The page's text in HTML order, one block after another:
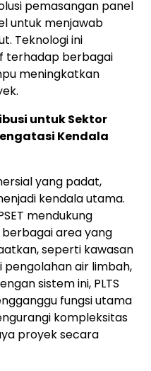
pemasangan panel
untuk menjawab
Teknologi ini
terhadap berbagai
meningkatkan
untuk Sektor
Kendala
yang padat,
kendala utama.
mendukung
area yang
seperti kawasan
pengolahan air limbah,
sistem ini, PLTS
fungsi utama
kompleksitas
proyek secara